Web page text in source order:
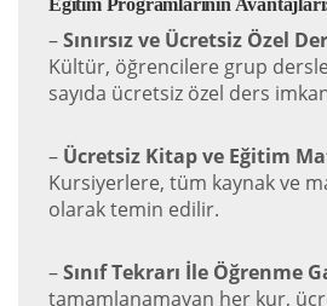
–Sınırsız ve Ücretsiz Özel
Kültür, öğrencilere grup
sayıda ücretsiz özel ders
– Ücretsiz Kitap ve Eğitim
Kursiyerlere, tüm kaynak ve
olarak temin edilir.
–Sınıf Tekrarı İle Öğrenme
tamamlanamayan her kur,